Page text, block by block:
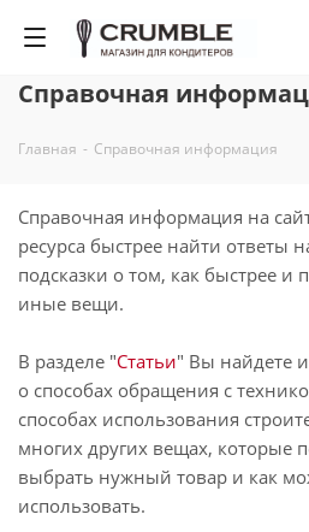
Справочная
Главная - Справочная информация
Справочная информация на
ресурса быстрее найти ответы
подсказки о том, как быстрее и
иные вещи.
В разделе "Статьи" Вы найдете
о способах обращения с
способах использования
многих других вещах, которые
выбрать нужный товар и как
использовать.